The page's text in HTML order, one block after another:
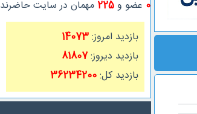
0 عضو و225 مهمان در سایت حاضرند
بازدید امروز:14073
بازدید دیروز:81807
بازدید کل:36234200